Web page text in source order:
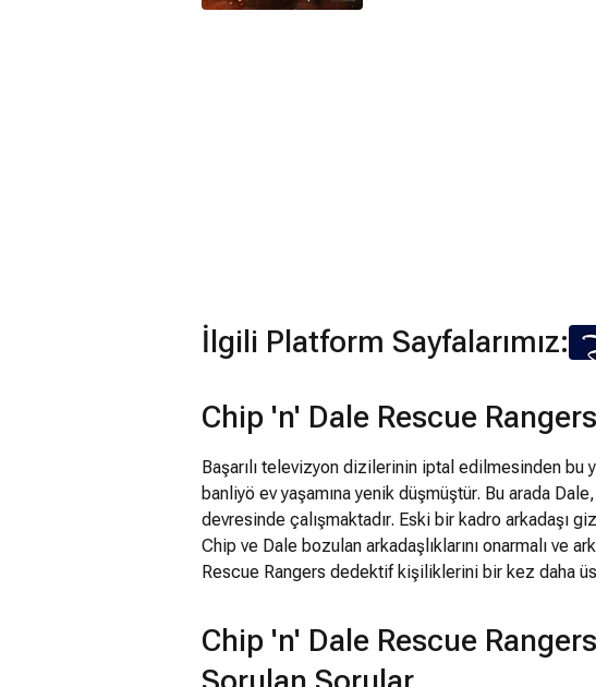
İlgili Platform Sayfalarımız:
Chip 'n' Dale Rescue
Başarılı televizyon dizilerinin iptal edilmesinden bu
banliyö ev yaşamına yenik düşmüştür. Bu arada
devresinde çalışmaktadır. Eski bir kadro arkadaşı
Chip ve Dale bozulan arkadaşlıklarını onarmalı ve
Rescue Rangers dedektif kişiliklerini bir kez daha
Chip 'n' Dale Rescue